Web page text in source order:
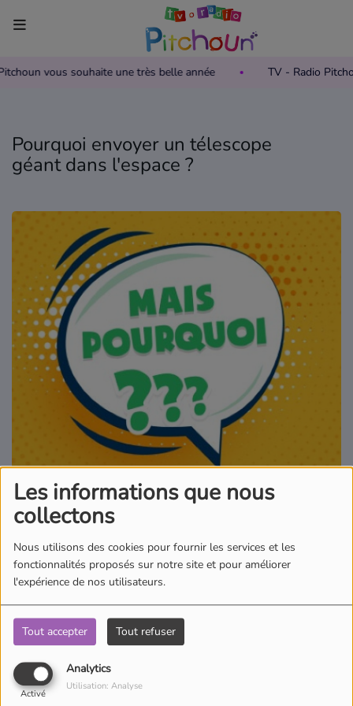
Les informations que nous
collectons
Nous utilisons des cookies pour fournir les services et les
fonctionnalités proposés sur notre site et pour améliorer
l'expérience de nos utilisateurs.
Tout accepter Tout refuser
Analytics
Activé
Utilisation: Analyse
Pitchoun vous souhaite une très belle année TV - Radio
Accueil
Grille des programmes TV
Où regarder TV Pitchoun ?
Radio
Grille des programmes Radio
Podcasts
Où écouter Radio Pitchoun ?
Pitchoun Rédac
Contact
Pourquoi envoyer un télescope
géant dans l'espace ?
10 mai 2023 - 16:17
Écouter le podcast
Tu te poses des questions et tu n’as pas toujours les réponses ?
Tu es simplement curieux et tu souhaites apprendre des choses ?
Plus besoin de chercher, tu es au bon endroit ! Toutes les réponses